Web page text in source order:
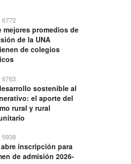
mejores promedios de
de la UNA
de colegios
sostenible al
el aporte del
rural y rural
abre inscripción para
de admisión 2026-